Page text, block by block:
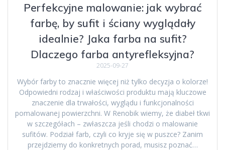
Perfekcyjne malowanie: jak wybrać
farbę, by sufit i ściany wyglądały
idealnie? Jaka farba na sufit?
Dlaczego farba antyrefleksyjna?
2025-09-27
Wybór farby to znacznie więcej niż tylko decyzja o kolorze!
Odpowiedni rodzaj i właściwości produktu mają kluczowe
znaczenie dla trwałości, wyglądu i funkcjonalności
pomalowanej powierzchni. W Renobik wiemy, że diabeł tkwi
w szczegółach – zwłaszcza jeśli chodzi o malowanie
sufitów. Podział farb, czyli co kryje się w puszce? Zanim
przejdziemy do konkretnych porad, musisz poznać…